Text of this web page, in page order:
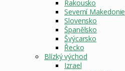
Rakousko
Severní Makedonie
Slovensko
Španělsko
Švýcarsko
Řecko
Blízký východ
Izrael